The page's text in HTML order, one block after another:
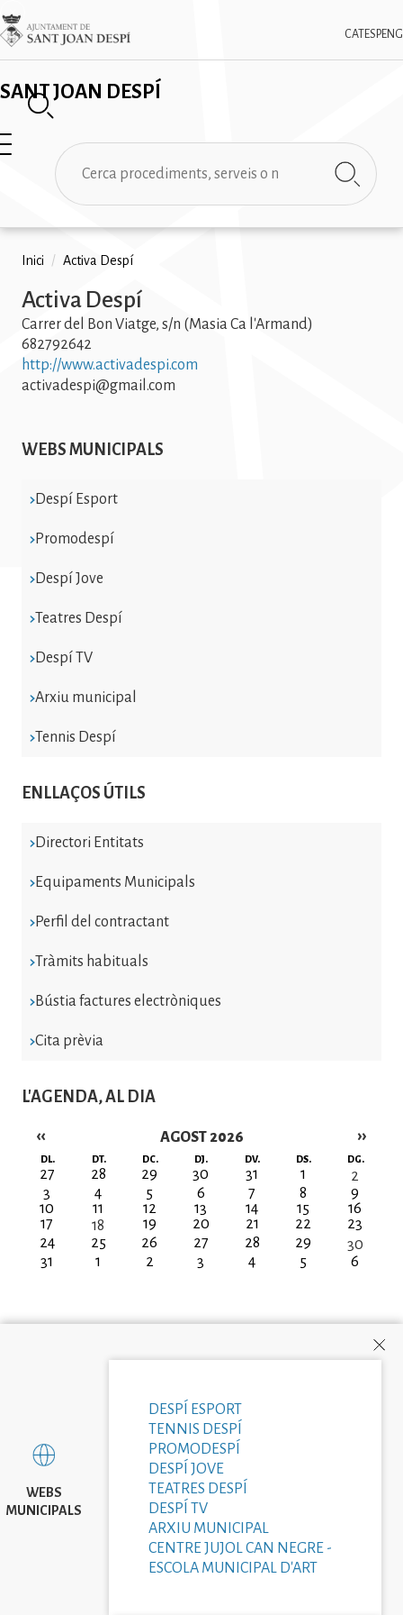
Vés
al
contingut
SANT JOAN DESPÍ
CAT ESPENG
Imatge
✕
Cerca
WEBS MUNICIPALS
Despí Esport
Promodespí
Despí Jove
Teatres Despí
Despí TV
Arxiu municipal
Tennis Despí
ENLLAÇOS ÚTILS
Directori Entitats
Equipaments Municipals
Perfil del contractant
Tràmits habituals
Bústia factures electròniques
Cita prèvia
L'AGENDA, AL DIA
AGOST 2026
Paginació
‹‹ ››
DL. DT. DC. DJ. DV. DS. DG.
27 28 29 30 31 1
2
3
4 5 6 7 8
9
10
11 12 13 14 15
16
17
18 19 20 21 22
23
24
25 26 27 28 29
30
31
1 2 3 4 5 6
Fil
d'ariadna
Inici / Activa Despí
Activa Despí
Carrer del Bon Viatge, s/n (Masia Ca l'Armand)
682792642
http://www.activadespi.com
activadespi@gmail.com
WEBS
MUNICIPALS
DESPÍ ESPORT
TENNIS DESPÍ
PROMODESPÍ
DESPÍ JOVE
TEATRES DESPÍ
DESPÍ TV
ARXIU MUNICIPAL
CENTRE JUJOL CAN NEGRE -
ESCOLA MUNICIPAL D'ART